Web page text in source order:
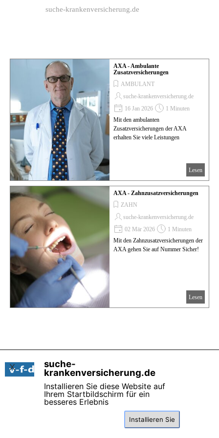
suche-krankenversicherung.de
AXA - Ambulante
Zusatzversicherungen
AMBULANT
suche-krankenversicherung.de
16 Jan 2026
1 Minuten
Mit den ambulanten
Zusatzversicherungen der AXA
erhalten Sie viele Leistungen
Lesen
AXA - Zahnzusatzversicherungen
ZAHN
suche-krankenversicherung.de
02 Mär 2026
1 Minuten
Mit den Zahnzusatzversicherungen der
AXA gehen Sie auf Nummer Sicher!
Lesen
Impressum
Datenschutzerklärung
suche-krankenversicherung.de
ist ein Angebot vonv-f-d.de
suche-
krankenversicherung.de
Installieren Sie diese Website auf
Ihrem Startbildschirm für ein
besseres Erlebnis
Installieren Sie
X
Datenschutzhinweise. Einverstanden